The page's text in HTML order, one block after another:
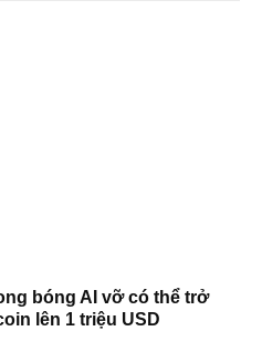
bóng AI vỡ có thể trở
lên 1 triệu USD